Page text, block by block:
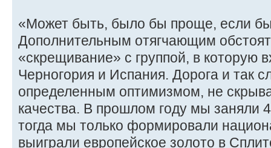
«Может быть, было бы проще, если
Дополнительным отягчающим
«скрещивание» с группой, в которую
Черногория и Испания. Дорога и так
определенным оптимизмом, не
качества. В прошлом году мы заняли
тогда мы только формировали
выиграли европейское золото в